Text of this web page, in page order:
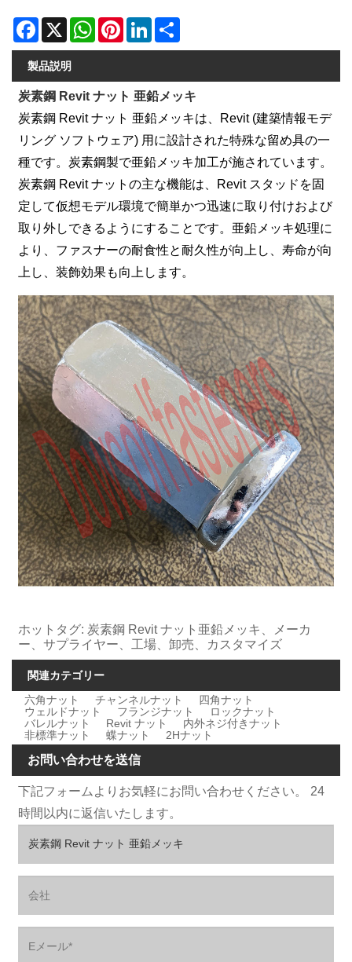
Facebook
X WhatsAppPinterestLinkedIn
製品説明
炭素鋼 Revit ナット 亜鉛メッキ
炭素鋼 Revit ナット 亜鉛メッキは、Revit (建築情報モデ
リング ソフトウェア) 用に設計された特殊な留め具の一
種です。炭素鋼製で亜鉛メッキ加工が施されています。
炭素鋼 Revit ナットの主な機能は、Revit スタッドを固
定して仮想モデル環境で簡単かつ迅速に取り付けおよび
取り外しできるようにすることです。亜鉛メッキ処理に
より、ファスナーの耐食性と耐久性が向上し、寿命が向
上し、装飾効果も向上します。
ホットタグ: 炭素鋼 Revit ナット亜鉛メッキ、メーカ​​
ー、サプライヤー、工場、卸売、カスタマイズ
関連カテゴリー
六角ナット
チャンネルナット
四角ナット
ウェルドナット
フランジナット
ロックナット
バレルナット
Revit ナット
内外ネジ付きナット
非標準ナット
蝶ナット 2Hナット
お問い合わせを送信
下記フォームよりお気軽にお問い合わせください。 24
時間以内に返信いたします。